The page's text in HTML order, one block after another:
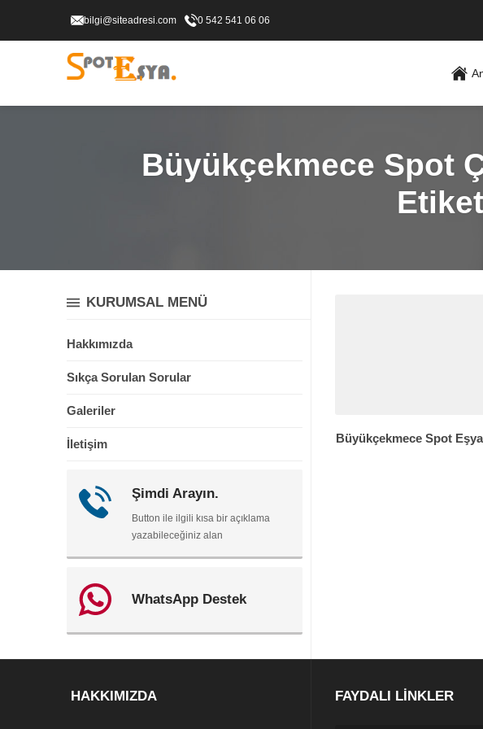
bilgi@siteadresi.com 0 542 541 06 06
Büyükçekmece Spot
Büyükçekmece Spot
KURUMSAL MENÜ
Hakkımızda
Sıkça Sorulan Sorular
Galeriler
İletişim
Şimdi Arayın.
Button ile ilgili kısa bir açıklama
yazabileceğiniz alan
WhatsApp Destek
HAKKIMIZDA FAYDALI LİNKLER